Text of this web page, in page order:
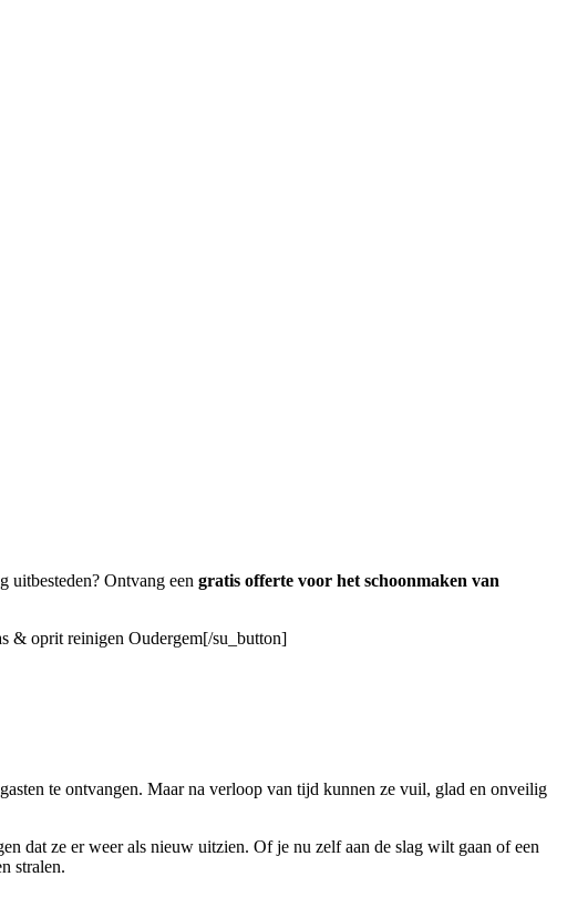
Ontvang een gratis offerte voor het schoonmaken van
& oprit reinigen Oudergem[/su_button]
te ontvangen. Maar na verloop van tijd kunnen ze vuil, glad en onveilig
dat ze er weer als nieuw uitzien. Of je nu zelf aan de slag wilt gaan of een
stralen.